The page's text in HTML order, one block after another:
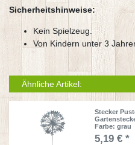
Sicherheitshinweise:
Kein Spielzeug.
Von Kindern unter 3
Ähnliche Artikel:
Stecker
Farbe: grau
5,19 € *